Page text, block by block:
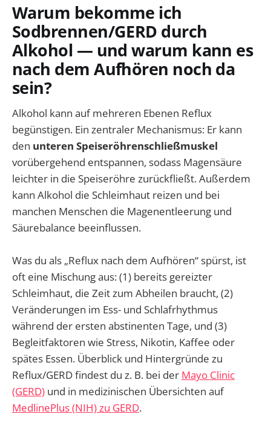
Warum bekomme ich
Sodbrennen/GERD durch
Alkohol — und warum kann es
nach dem Aufhören noch da
sein?
Alkohol kann auf mehreren Ebenen Reflux
begünstigen. Ein zentraler Mechanismus: Er kann
den unteren Speiseröhrenschließmuskel
vorübergehend entspannen, sodass Magensäure
leichter in die Speiseröhre zurückfließt. Außerdem
kann Alkohol die Schleimhaut reizen und bei
manchen Menschen die Magenentleerung und
Säurebalance beeinflussen.
Was du als „Reflux nach dem Aufhören“ spürst, ist
oft eine Mischung aus: (1) bereits gereizter
Schleimhaut, die Zeit zum Abheilen braucht, (2)
Veränderungen im Ess- und Schlafrhythmus
während der ersten abstinenten Tage, und (3)
Begleitfaktoren wie Stress, Nikotin, Kaffee oder
spätes Essen. Überblick und Hintergründe zu
Reflux/GERD findest du z. B. bei der Mayo Clinic
(GERD) und in medizinischen Übersichten auf
MedlinePlus (NIH) zu GERD.